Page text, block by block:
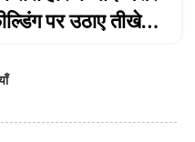
पर उठाए तीखे